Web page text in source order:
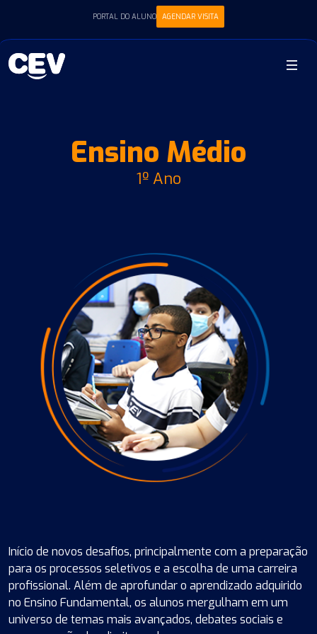
PORTAL DO ALUNO AGENDAR VISITA
Ensino Médio
1º Ano
Início de novos desafios, principalmente com a preparação
para os processos seletivos e a escolha de uma carreira
profissional. Além de aprofundar o aprendizado adquirido
no Ensino Fundamental, os alunos mergulham em um
universo de temas mais avançados, debates sociais e